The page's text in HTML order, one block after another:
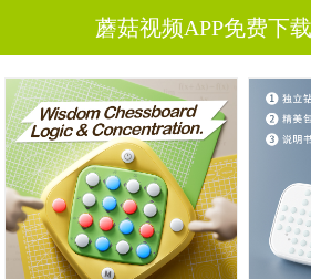
蘑菇视频APP免费下